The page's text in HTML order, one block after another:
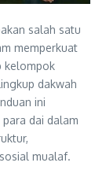
salah satu
memperkuat
kelompok
dakwah
ini
dai dalam
mualaf.